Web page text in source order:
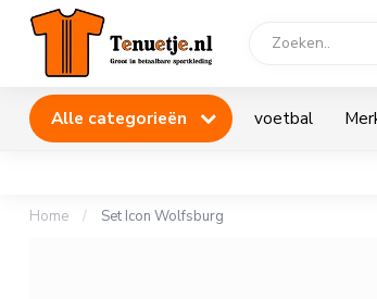
Alle categorieën voetbal
Home / Set Icon Wolfsburg